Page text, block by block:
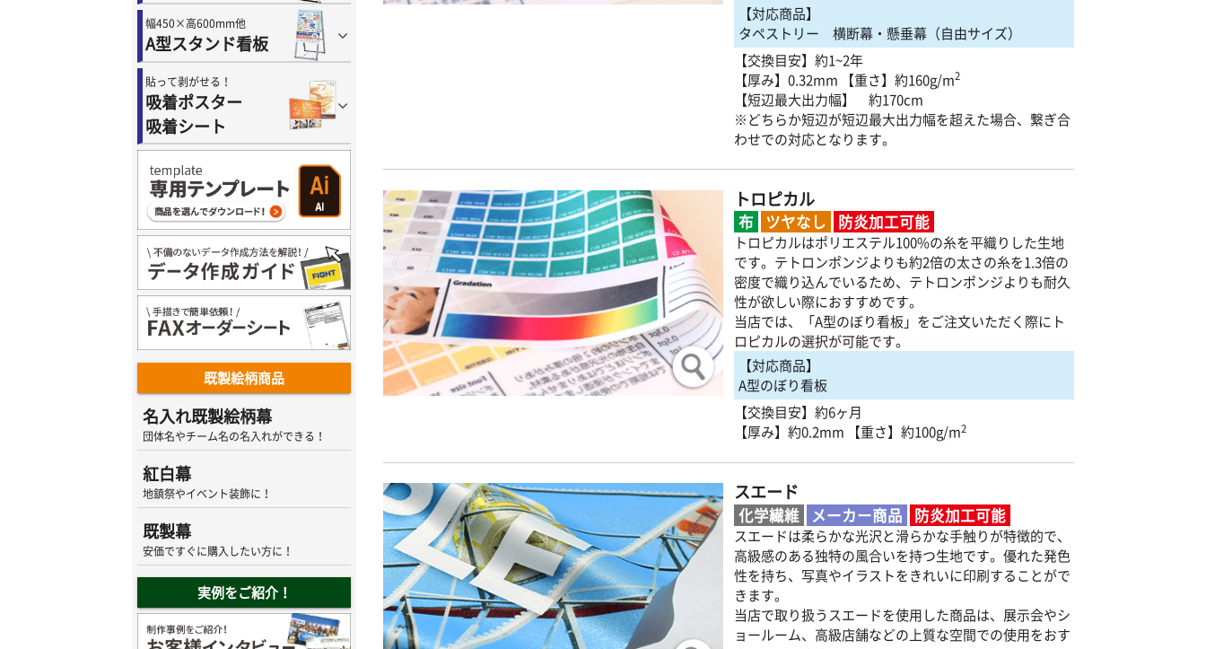
幅450×高600mm他
A型スタンド看板
貼って剥がせる！
吸着ポスター
吸着シート
既製絵柄商品
名入れ既製絵柄幕
団体名やチーム名の名入れができる！
紅白幕
地鎮祭やイベント装飾に！
既製幕
安価ですぐに購入したい方に！
実例をご紹介！
【対応商品】
タペストリー 横断幕・懸垂幕（自由サイズ）
【交換目安】約1~2年
【厚み】0.32mm 【重さ】約160g/m2
【短辺最大出力幅】 約170cm
※どちらか短辺が短辺最大出力幅を超えた場合、繋ぎ合
わせでの対応となります。
トロピカル
布 ツヤなし 防炎加工可能
トロピカルはポリエステル100%の糸を平織りした生地
です。テトロンポンジよりも約2倍の太さの糸を1.3倍の
密度で織り込んでいるため、テトロンポンジよりも耐久
性が欲しい際におすすめです。
当店では、「A型のぼり看板」をご注文いただく際にト
ロピカルの選択が可能です。
【対応商品】
A型のぼり看板
【交換目安】約6ヶ月
【厚み】約0.2mm 【重さ】約100g/m2
スエード
化学繊維 メーカー商品 防炎加工可能
スエードは柔らかな光沢と滑らかな手触りが特徴的で、
高級感のある独特の風合いを持つ生地です。優れた発色
性を持ち、写真やイラストをきれいに印刷することがで
きます。
当店で取り扱うスエードを使用した商品は、展示会やシ
ョールーム、高級店舗などの上質な空間での使用をおす